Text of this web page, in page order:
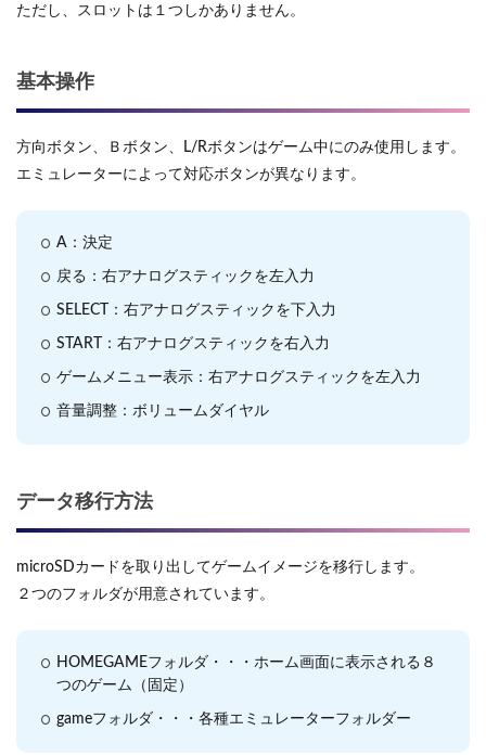
ただし、スロットは１つしかありません。
基本操作
方向ボタン、Ｂボタン、L/Rボタンはゲーム中にのみ使用します。
エミュレーターによって対応ボタンが異なります。
A：決定
戻る：右アナログスティックを左入力
SELECT：右アナログスティックを下入力
START：右アナログスティックを右入力
ゲームメニュー表示：右アナログスティックを左入力
音量調整：ボリュームダイヤル
データ移行方法
microSDカードを取り出してゲームイメージを移行します。
２つのフォルダが用意されています。
HOMEGAMEフォルダ・・・ホーム画面に表示される８
つのゲーム（固定）
gameフォルダ・・・各種エミュレーターフォルダー